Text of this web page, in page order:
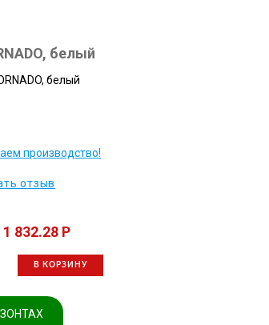
белый
белый
производство!
отзыв
832.28 P
В КОРЗИНУ